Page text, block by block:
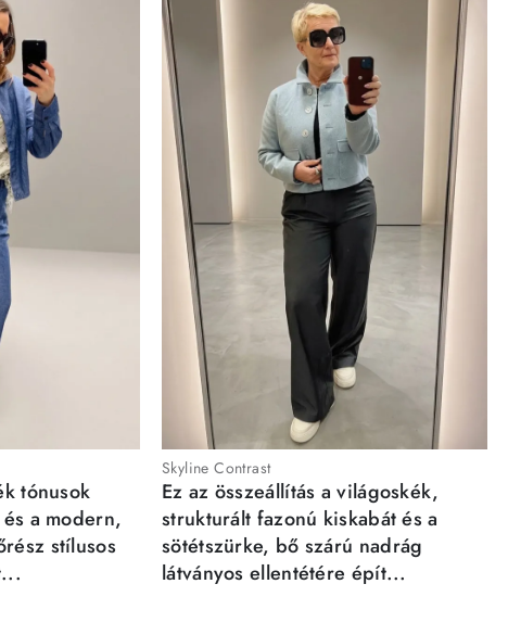
tónusok
a modern,
stílusos
Skyline Contrast
Ez az összeállítás a világoskék,
strukturált fazonú kiskabát és a
sötétszürke, bő szárú nadrág
látványos ellentétére épít...